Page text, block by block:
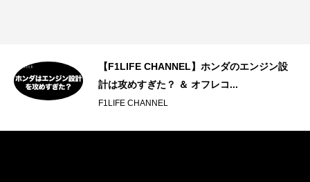
【F1LIFE CHANNEL】ホンダのエンジン設
計は攻めすぎた？ ＆ オフレコ...
F1LIFE CHANNEL